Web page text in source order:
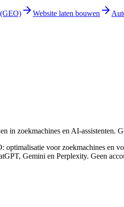
Website laten bouwen
in zoekmachines en AI-assistenten.
voor zoekmachines en
Gemini en Perplexity. Geen